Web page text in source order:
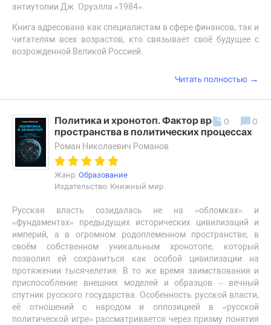
антиутопии Дж. Оруэлла «1984».
Книга адресована как специалистам в сфере финансов, так и
читателям всех возрастов, кто связывает своё будущее с
возрожденной Великой Россией.
Читать полностью →
Политика и хронотоп. Фактор времени и
пространства в политических процессах
Роман Николаевич Романов
Жанр: Образование
Издательство: Книжный мир
Русская власть созидалась не на «обломках» и
«фундаментах» предыдущих исторических цивилизаций и
империй, а в огромном родоплеменном пространстве, в
своём собственном уникальным хронотопе, который
позволил ей сохраниться как особой цивилизации на
протяжении тысячелетия. В то же время заимствования и
приспособление внешних моделей и образцов – вечный
спутник русского государства. Особенность русской власти,
её отношений с народом и оппозицией в «русской
политической игре» рассматривается через призму понятия
0 0